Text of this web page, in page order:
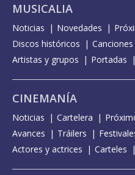
MUSICALIA
Noticias Novedades
Discos históricos
Canciones
Artistas y grupos
Portadas
CINEMANÍA
Noticias Cartelera
Avances
Tráilers
Actores y actrices
Carteles